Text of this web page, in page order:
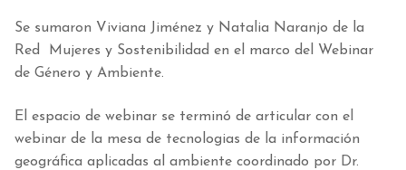
Se sumaron Viviana Jiménez y Natalia Naranjo de la
Red Mujeres y Sostenibilidad en el marco del Webinar
de Género y Ambiente.
El espacio de webinar se terminó de articular con el
webinar de la mesa de tecnologias de la información
geográfica aplicadas al ambiente coordinado por Dr.